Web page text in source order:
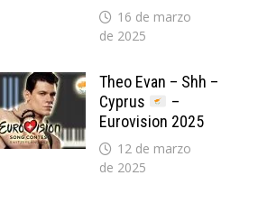
16 de marzo
de 2025
Theo Evan – Shh –
Cyprus
–
Eurovision 2025
12 de marzo
de 2025